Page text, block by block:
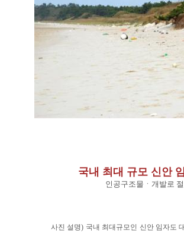
국내 최대 규모 신안
인공구조물ㆍ개발로
사진 설명) 국내 최대규모인 신안 임자도